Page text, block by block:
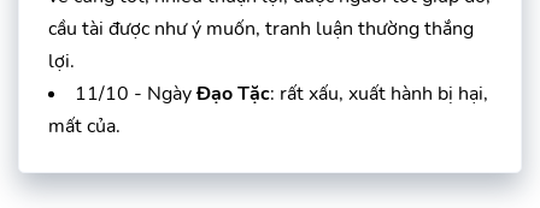
cầu tài được như ý muốn, tranh luận thường thắng
lợi.
11/10 - NgàyĐạo Tặc: rất xấu, xuất hành bị hại,
mất của.